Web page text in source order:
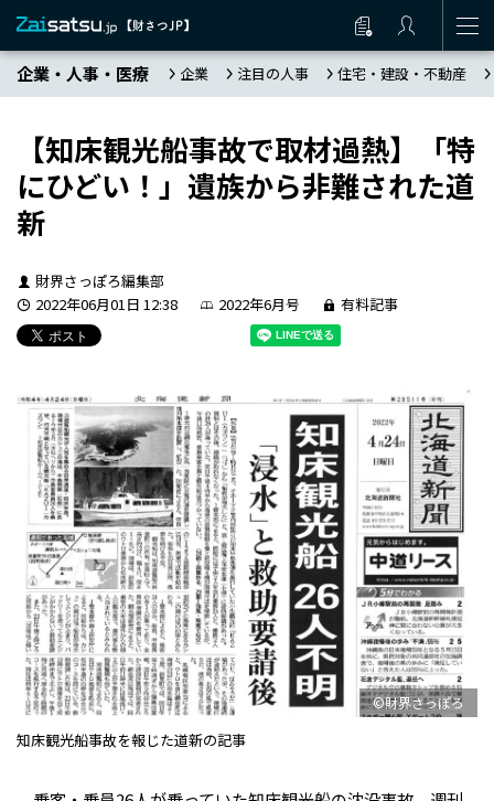
企業・人事・医療 企業 注目の人事 住宅・建設・不動産
【知床観光船事故で取材過熱】「特
にひどい！」遺族から非難された道
新
財界さっぽろ編集部
2022年06月01日 12:38
2022年6月号 有料記事
©財界さっぽろ
知床観光船事故を報じた道新の記事